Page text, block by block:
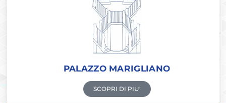
PALAZZO MARIGLIANO
SCOPRI DI PIU'